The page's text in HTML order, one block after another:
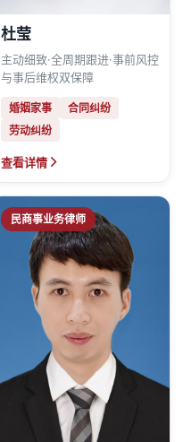
杜莹
主动细致·全周期跟进·事前风控
与事后维权双保障
婚姻家事
合同纠纷
劳动纠纷
查看详情
民商事业务律师